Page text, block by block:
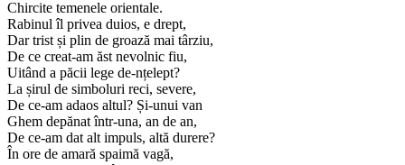
Chircite temenele orientale.
Rabinul îl privea duios, e drept,
Dar trist și plin de groază mai târziu,
De ce creat-am ăst nevolnic fiu,
Uitând a păcii lege de-nțelept?
La șirul de simboluri reci, severe,
De ce-am adaos altul? Și-unui van
Ghem depănat într-una, an de an,
De ce-am dat alt impuls, altă durere?
În ore de amară spaimă vagă,